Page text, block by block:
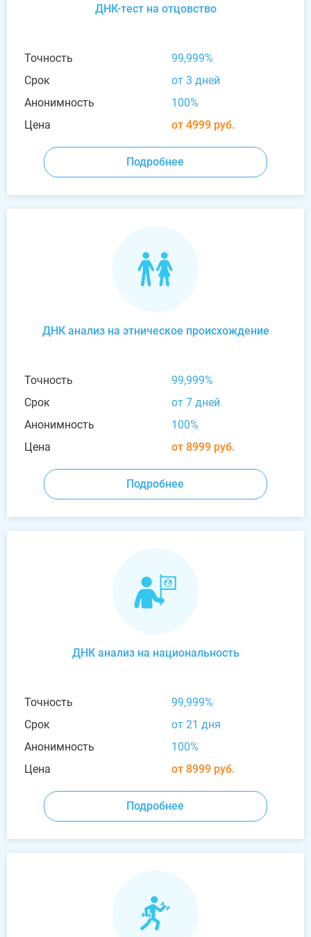
ДНК-тест на отцовство
Точность
99,999%
Срок
от 3 дней
Анонимность
100%
Цена
от 4999 руб.
Подробнее
ДНК анализ на этническое происхождение
Точность
99,999%
Срок
от 7 дней
Анонимность
100%
Цена
от 8999 руб.
Подробнее
ДНК анализ на национальность
Точность
99,999%
Срок
от 21 дня
Анонимность
100%
Цена
от 8999 руб.
Подробнее